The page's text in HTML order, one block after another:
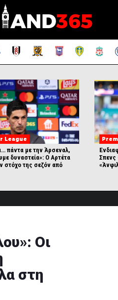
League
πάντα με την Άρσεναλ,
δυναστεία»: Ο Αρτέτα
στόχο της σεζόν από
Σπενς
Οι
στη